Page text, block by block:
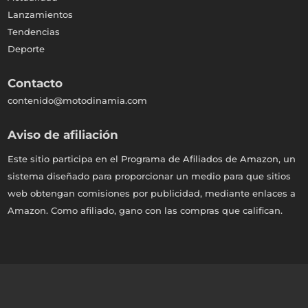
Lanzamientos
Tendencias
Deporte
Contacto
contenido@motodinamia.com
Aviso de afiliación
Este sitio participa en el Programa de Afiliados de Amazon, un
sistema diseñado para proporcionar un medio para que sitios
web obtengan comisiones por publicidad, mediante enlaces a
Amazon. Como afiliado, gano con las compras que califican.